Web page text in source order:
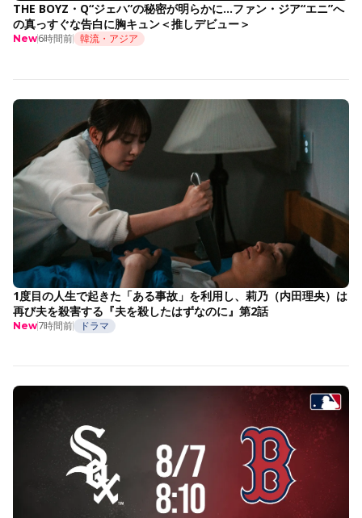
THE BOYZ・Q“ジェハ”の秘密が明らかに…ファン・ジア“エニ”へ
の真っすぐな告白に胸キュン＜推しデビュー＞
New6時間前 韓流・アジア
1度目の人生で起きた「ある事故」を利用し、莉乃（内田理央）は
再び夫を殺害する『夫を殺したはずなのに』第2話
New7時間前 ドラマ